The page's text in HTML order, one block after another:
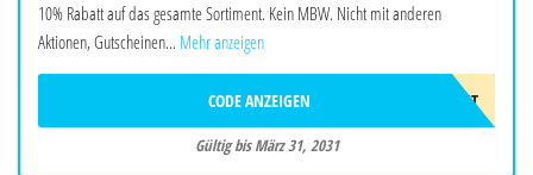
10% Rabatt auf das gesamte Sortiment. Kein MBW. Nicht mit anderen
Aktionen, Gutscheinen... Mehr anzeigen
10PROZENT
CODE ANZEIGEN
Gültig bis März 31, 2031